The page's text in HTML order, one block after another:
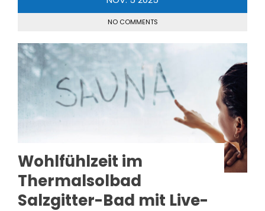
NO COMMENTS
Wohlfühlzeit im
Thermalsolbad
Salzgitter-Bad mit Live-